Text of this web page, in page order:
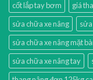
cốt lắp tay bơm
giá
sửa chữa xe nâng
sửa chữa xe nâng mặt
sửa chữa xe nâng tay